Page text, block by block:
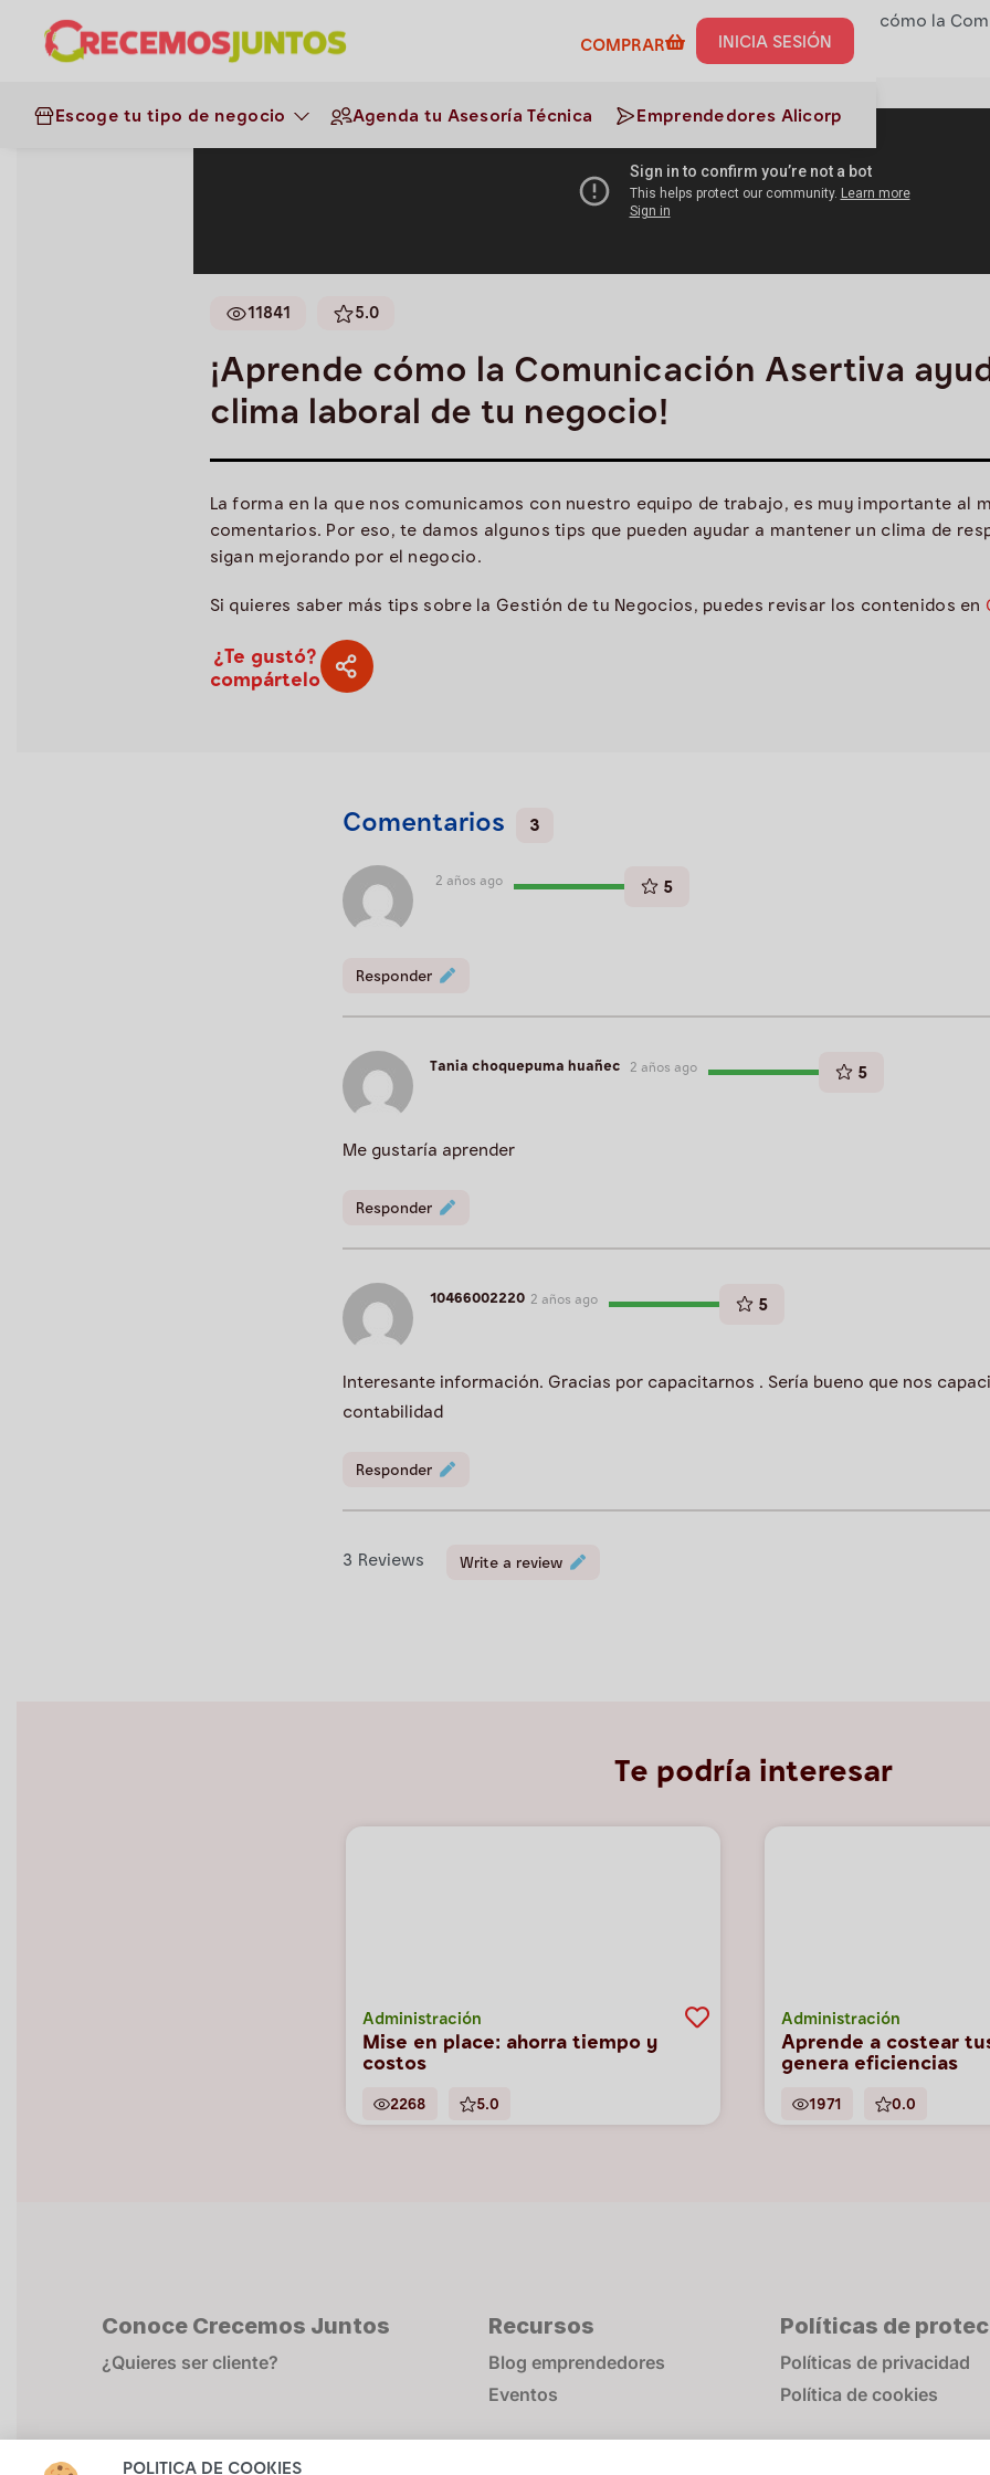
COMPRAR INICIA SESIÓN
Escoge tu tipo de negocio Agenda tu Asesoría Técnica Emprendedores Alicorp
Potencia tu negocio >¡Aprende cómo la
el clima laboral de tu negocio!
11841 5.0
¡Aprende cómo la Comunicación Asertiva
clima laboral de tu negocio!
La forma en la que nos comunicamos con nuestro equipo de trabajo, es muy importante al
comentarios. Por eso, te damos algunos tips que pueden ayudar a mantener un clima de
sigan mejorando por el negocio.
Si quieres saber más tips sobre la Gestión de tu Negocios, puedes revisar los contenidos en
¿Te gustó?
compártelo
Comentarios 3
3 Reviews Write a review
2 años ago 5
Responder
Tania choquepuma huañec 2 años ago 5
Me gustaría aprender
Responder
10466002220 2 años ago 5
Interesante información. Gracias por capacitarnos . Sería bueno que nos
contabilidad
Responder
Te podría interesar
Administración
Mise en place: ahorra tiempo y
costos
2268 5.0
Administración
Aprende a costear
genera eficiencias
1971 0.0
Conoce Crecemos Juntos
¿Quieres ser cliente?
Recursos
Blog emprendedores
Eventos
Políticas de
Políticas de privacidad
Política de cookies
POLÍTICA DE COOKIES